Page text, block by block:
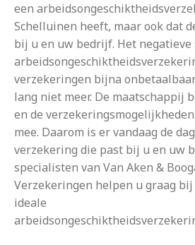
een
Schelluinen heeft, maar ook dat
bij u en uw bedrijf. Het negatieve
verzekeringen bijna
lang niet meer. De maatschappij
en de
mee. Daarom is er vandaag de
verzekering die past bij u en uw
specialisten van Van Aken &
Verzekeringen helpen u graag
ideale